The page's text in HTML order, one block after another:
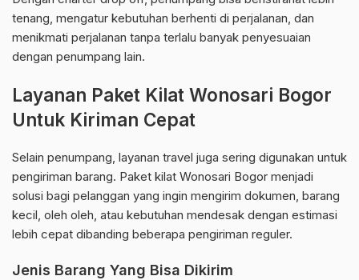
tenang, mengatur kebutuhan berhenti di perjalanan, dan
menikmati perjalanan tanpa terlalu banyak penyesuaian
dengan penumpang lain.
Layanan Paket Kilat Wonosari Bogor
Untuk Kiriman Cepat
Selain penumpang, layanan travel juga sering digunakan untuk
pengiriman barang. Paket kilat Wonosari Bogor menjadi
solusi bagi pelanggan yang ingin mengirim dokumen, barang
kecil, oleh oleh, atau kebutuhan mendesak dengan estimasi
lebih cepat dibanding beberapa pengiriman reguler.
Jenis Barang Yang Bisa Dikirim